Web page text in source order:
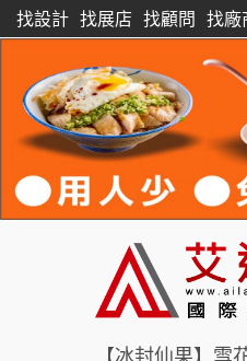
找設計 找展店 找顧問 找廠